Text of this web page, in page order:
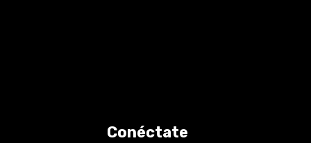
Conéctate